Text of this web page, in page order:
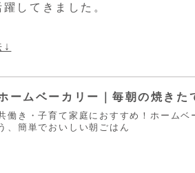
してきました。
ームベーカリー｜毎朝の焼きた
働き・子育て家庭におすすめ！ホーム
、簡単でおいしい朝ごはん